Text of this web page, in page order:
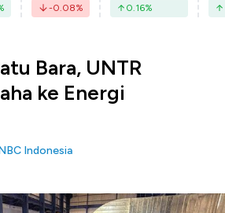
-0.08% 0.16%
Bara, UNTR
ke Energi
Indonesia